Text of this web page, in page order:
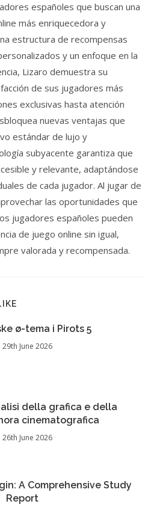
españoles que buscan una
más enriquecedora y
estructura de recompensas
y un enfoque en la
Lizaro demuestra su
de sus jugadores más
exclusivas hasta atención
nuevas ventajas que
estándar de lujo y
subyacente garantiza que
y relevante, adaptándose
de cada jugador. Al jugar de
las oportunidades que
jugadores españoles pueden
de juego online sin igual,
valorada y recompensada.
ø-tema i Pirots 5
29th June 2026
della grafica e della
cinematografica
26th June 2026
A Comprehensive Study
Report